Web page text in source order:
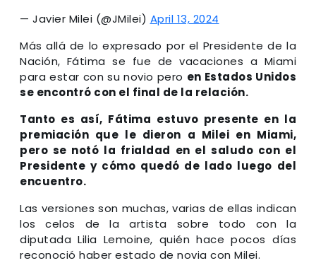
— Javier Milei (@JMilei) April 13, 2024
Más allá de lo expresado por el Presidente de la
Nación, Fátima se fue de vacaciones a Miami
para estar con su novio pero en Estados Unidos
se encontró con el final de la relación.
Tanto es así, Fátima estuvo presente en la
premiación que le dieron a Milei en Miami,
pero se notó la frialdad en el saludo con el
Presidente y cómo quedó de lado luego del
encuentro.
Las versiones son muchas, varias de ellas indican
los celos de la artista sobre todo con la
diputada Lilia Lemoine, quién hace pocos días
reconoció haber estado de novia con Milei.